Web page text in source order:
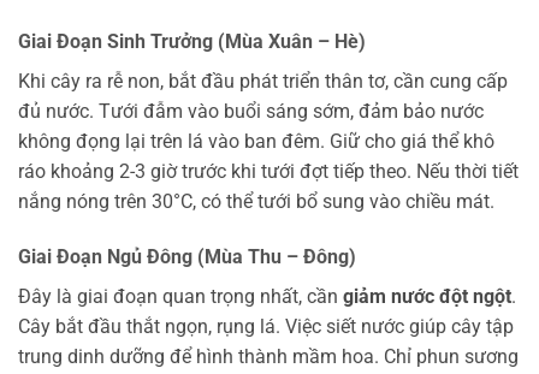
Giai Đoạn Sinh Trưởng (Mùa Xuân – Hè)
Khi cây ra rễ non, bắt đầu phát triển thân tơ, cần cung cấp
đủ nước. Tưới đẫm vào buổi sáng sớm, đảm bảo nước
không đọng lại trên lá vào ban đêm. Giữ cho giá thể khô
ráo khoảng 2-3 giờ trước khi tưới đợt tiếp theo. Nếu thời tiết
nắng nóng trên 30°C, có thể tưới bổ sung vào chiều mát.
Giai Đoạn Ngủ Đông (Mùa Thu – Đông)
Đây là giai đoạn quan trọng nhất, cần giảm nước đột ngột.
Cây bắt đầu thắt ngọn, rụng lá. Việc siết nước giúp cây tập
trung dinh dưỡng để hình thành mầm hoa. Chỉ phun sương